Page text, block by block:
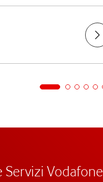
Vodafone